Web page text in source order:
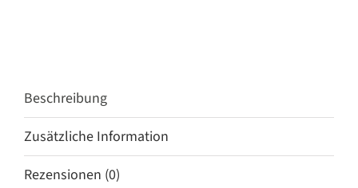
Beschreibung
Zusätzliche Information
Rezensionen (0)